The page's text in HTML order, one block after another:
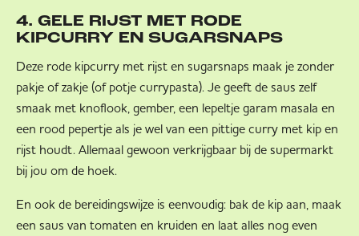
4. GELE RIJST MET RODE
KIPCURRY EN SUGARSNAPS
Deze rode kipcurry met rijst en sugarsnaps maak je zonder
pakje of zakje (of potje currypasta). Je geeft de saus zelf
smaak met knoflook, gember, een lepeltje garam masala en
een rood pepertje als je wel van een pittige curry met kip en
rijst houdt. Allemaal gewoon verkrijgbaar bij de supermarkt
bij jou om de hoek.
En ook de bereidingswijze is eenvoudig: bak de kip aan, maak
een saus van tomaten en kruiden en laat alles nog even